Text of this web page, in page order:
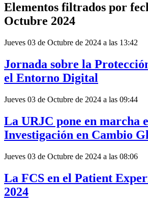
Elementos filtrados por
Octubre 2024
Jueves 03 de Octubre de 2024 a las 13:42
Jornada sobre la
el Entorno Digital
Jueves 03 de Octubre de 2024 a las 09:44
La URJC pone en marcha
Investigación en Cambio
Jueves 03 de Octubre de 2024 a las 08:06
La FCS en el Patient
2024